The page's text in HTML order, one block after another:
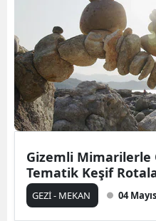
Gizemli
Tematik Keşif
GEZİ - MEKAN 04